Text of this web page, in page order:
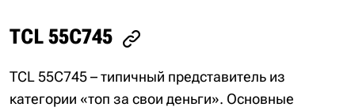
TCL 55C745
TCL 55C745 – типичный представитель из
категории «топ за свои деньги». Основные